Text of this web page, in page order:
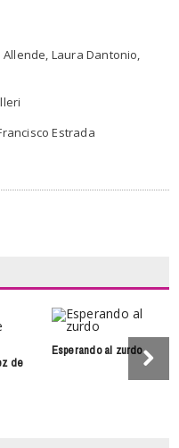
Laura Dantonio,
Estrada
de
Esperando al zurdo